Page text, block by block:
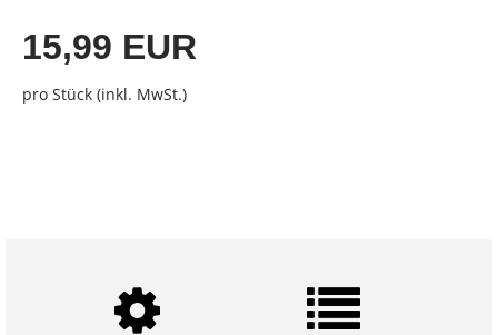
15,99 EUR
pro Stück (inkl. MwSt.)